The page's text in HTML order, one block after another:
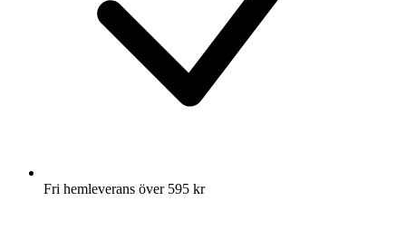
Fri hemleverans över 595 kr